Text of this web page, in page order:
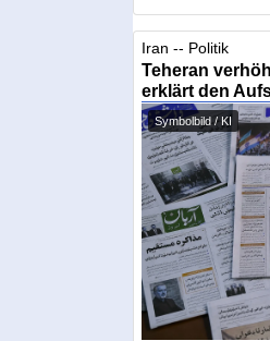
Iran -- Politik
Teheran
erklärt den
Symbolbild / KI